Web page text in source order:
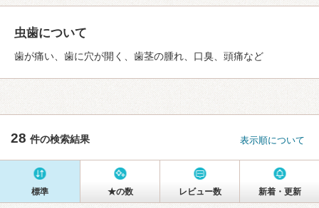
虫歯について
歯が痛い、歯に穴が開く、歯茎の腫れ、口臭、頭痛など
28 件の検索結果 表示順について
標準 ★の数 レビュー数 新着・更新